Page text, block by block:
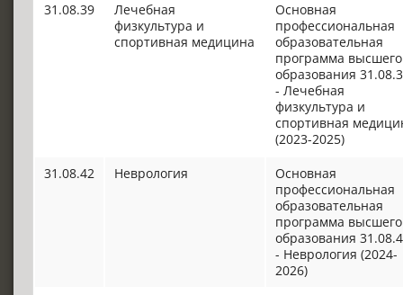
31.08.39
Лечебная
физкультура и
спортивная медицина
Основная
профессиональная
образовательная
программа высшего
образования
- Лечебная
физкультура и
спортивная
(2023-2025)
31.08.42
Неврология
Основная
профессиональная
образовательная
программа высшего
образования
- Неврология (2024-
2026)